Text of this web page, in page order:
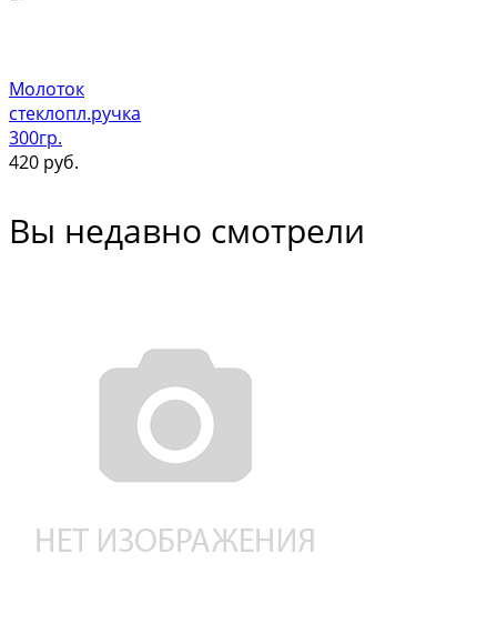
Молоток
стеклопл.ручка
300гр.
420 руб.
Вы недавно смотрели